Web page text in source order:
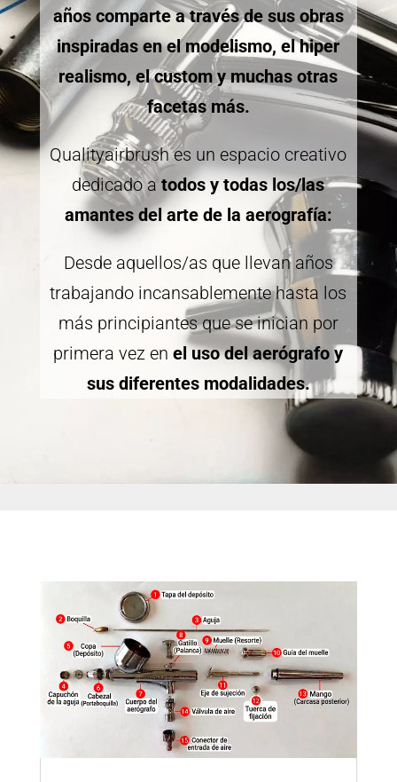
años comparte a través de sus obras
inspiradas en el modelismo, el hiper
realismo, el custom y muchas otras
facetas más.
Qualityairbrush es un espacio creativo
dedicado atodos y todas los/las
amantes del arte de la aerografía:
Desde aquellos/as que llevan años
trabajando incansablemente hasta los
más principiantes que se inician por
primera vez enel uso del aerógrafo y
sus diferentes modalidades.